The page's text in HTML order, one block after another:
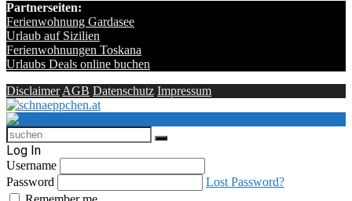
Partnerseiten:
Ferienwohnung Gardasee
Urlaub auf Sizilien
Ferienwohnungen Toskana
Urlaubs Deals online buchen
Disclaimer AGB Datenschutz Impressum
Log In
Username
Password
Lost Password?